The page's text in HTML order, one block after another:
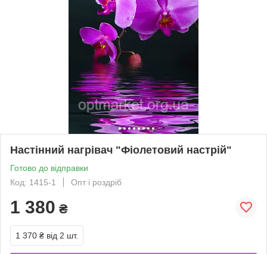
Настінний нагрівач "Фіолетовий настрій"
Готово до відправки
Код: 1415-1
Опт і роздріб
1 380 ₴
1 370 ₴ від 2 шт.